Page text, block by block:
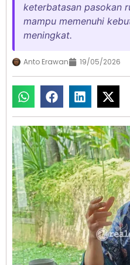
keterbatasan pasokan
mampu memenuhi
meningkat.
Anto Erawan 19/05/2026